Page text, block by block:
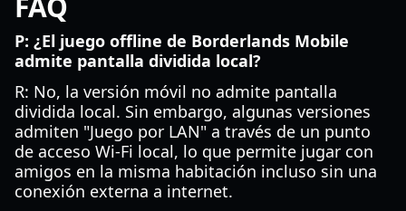
P: ¿El juego offline de Borderlands Mobile
admite pantalla dividida local?
R: No, la versión móvil no admite pantalla
dividida local. Sin embargo, algunas versiones
admiten "Juego por LAN" a través de un punto
de acceso Wi-Fi local, lo que permite jugar con
amigos en la misma habitación incluso sin una
conexión externa a internet.